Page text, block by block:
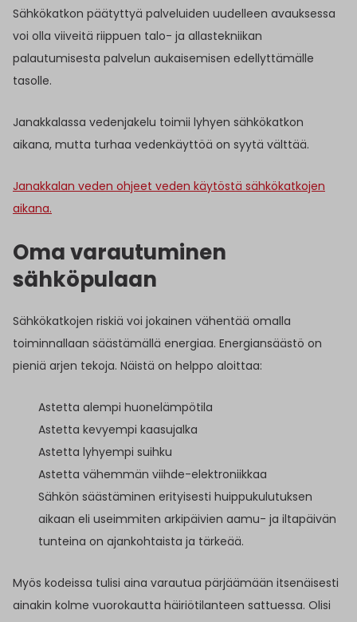
Sähkökatkon päätyttyä palveluiden uudelleen avauksessa
voi olla viiveitä riippuen talo- ja allastekniikan
palautumisesta palvelun aukaisemisen edellyttämälle
tasolle.
Janakkalassa vedenjakelu toimii lyhyen sähkökatkon
aikana, mutta turhaa vedenkäyttöä on syytä välttää.
Janakkalan veden ohjeet veden käytöstä sähkökatkojen
aikana.
Oma varautuminen
sähköpulaan
Sähkökatkojen riskiä voi jokainen vähentää omalla
toiminnallaan säästämällä energiaa. Energiansäästö on
pieniä arjen tekoja. Näistä on helppo aloittaa:
Astetta alempi huonelämpötila
Astetta kevyempi kaasujalka
Astetta lyhyempi suihku
Astetta vähemmän viihde-elektroniikkaa
Sähkön säästäminen erityisesti huippukulutuksen
aikaan eli useimmiten arkipäivien aamu- ja iltapäivän
tunteina on ajankohtaista ja tärkeää.
Myös kodeissa tulisi aina varautua pärjäämään itsenäisesti
ainakin kolme vuorokautta häiriötilanteen sattuessa. Olisi